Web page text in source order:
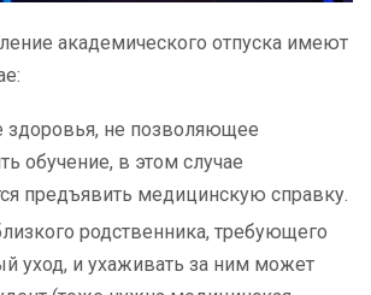
академического отпуска имеют
здоровья, не позволяющее
обучение, в этом случае
предъявить медицинскую справку.
родственника, требующего
уход, и ухаживать за ним может